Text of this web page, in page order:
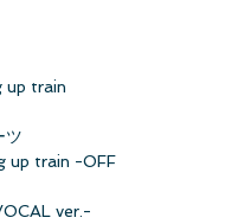
up train
ツ
up train -OFF
ver.-